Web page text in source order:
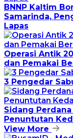
BNNP Kaltim
Samarinda,
Lapas
Operasi Antik
dan Pemakai
3 Pengedar
Sidang
Penuntutan
View More